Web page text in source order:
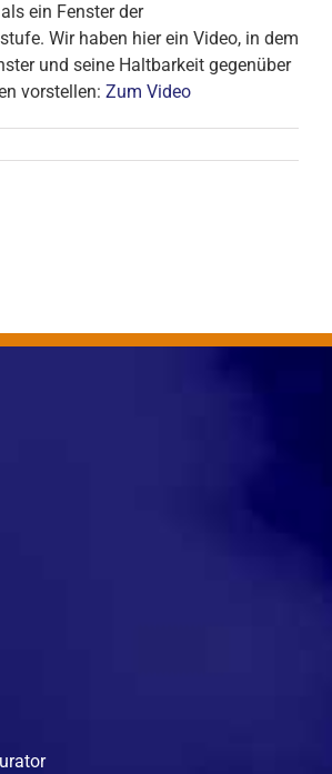
ein Fenster der
Wir haben hier ein Video, in dem
und seine Haltbarkeit gegenüber
vorstellen: Zum Video